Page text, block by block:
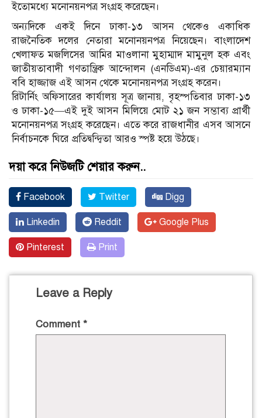
ইতোমধ্যে মনোনয়নপত্র সংগ্রহ করেছেন।
অন্যদিকে একই দিনে ঢাকা-১৩ আসন থেকেও একাধিক
রাজনৈতিক দলের নেতারা মনোনয়নপত্র নিয়েছেন। বাংলাদেশ
খেলাফত মজলিসের আমির মাওলানা মুহাম্মাদ মামুনুল হক এবং
জাতীয়তাবাদী গণতান্ত্রিক আন্দোলন (এনডিএম)-এর চেয়ারম্যান
ববি হাজ্জাজ এই আসন থেকে মনোনয়নপত্র সংগ্রহ করেন।
রিটার্নিং অফিসারের কার্যালয় সূত্র জানায়, বৃহস্পতিবার ঢাকা-১৩
ও ঢাকা-১৫—এই দুই আসন মিলিয়ে মোট ২১ জন সম্ভাব্য প্রার্থী
মনোনয়নপত্র সংগ্রহ করেছেন। এতে করে রাজধানীর এসব আসনে
নির্বাচনকে ঘিরে প্রতিদ্বন্দ্বিতা আরও স্পষ্ট হয়ে উঠছে।
দয়া করে নিউজটি শেয়ার করুন..
Facebook Twitter Digg
Linkedin Reddit Google Plus
Pinterest Print
Leave a Reply
Comment *